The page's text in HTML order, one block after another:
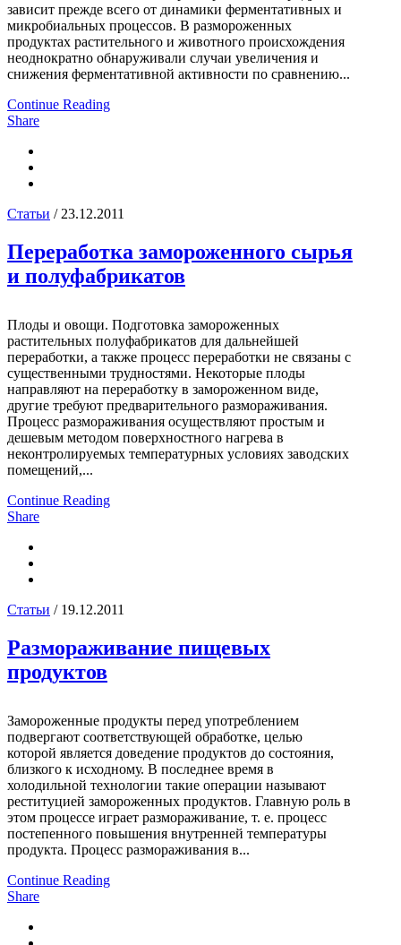
зависит прежде всего от динамики ферментативных и
микробиальных процессов. В размороженных
продуктах растительного и животного происхождения
неоднократно обнаруживали случаи увеличения и
снижения ферментативной активности по сравнению...
Continue Reading
Share
Статьи / 23.12.2011
Переработка замороженного сырья
и полуфабрикатов
Плоды и овощи. Подготовка замороженных
растительных полуфабрикатов для дальнейшей
переработки, а также процесс переработки не связаны с
существенными трудностями. Некоторые плоды
направляют на переработку в замороженном виде,
другие требуют предварительного размораживания.
Процесс размораживания осуществляют простым и
дешевым методом поверхностного нагрева в
неконтролируемых температурных условиях заводских
помещений,...
Continue Reading
Share
Статьи / 19.12.2011
Размораживание пищевых
продуктов
Замороженные продукты перед употреблением
подвергают соответствующей обработке, целью
которой является доведение продуктов до состояния,
близкого к исходному. В последнее время в
холодильной технологии такие операции называют
реституцией замороженных продуктов. Главную роль в
этом процессе играет размораживание, т. е. процесс
постепенного повышения внутренней температуры
продукта. Процесс размораживания в...
Continue Reading
Share